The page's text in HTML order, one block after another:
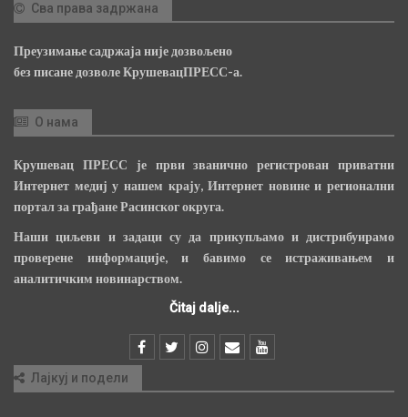
Сва права задржана
Преузимање садржаја није дозвољено
без писане дозволе КрушевацПРЕСС-а.
О нама
Крушевац ПРЕСС је први званично регистрован приватни
Интернет медиј у нашем крају, Интернет новине и регионални
портал за грађане Расинског округа.
Наши циљеви и задаци су да прикупљамо и дистрибуирамо
проверене информације, и бавимо се истраживањем и
аналитичким новинарством.
Čitaj dalje...
Лајкуј и подели